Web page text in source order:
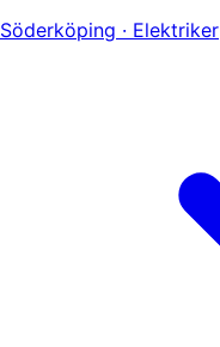
Söderköping · Elektriker